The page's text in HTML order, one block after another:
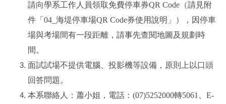
請向學系工作人員領取免費停車券QR Code（請見附
件「04 海堤停車場QR Code券使用說明」），因停車
場與考場間有一段距離，請事先查閱地圖及規劃時
間。
面試試場不提供電腦、投影機等設備，原則上以口頭
回答問題。
本系聯絡人：蕭小姐，電話：(07)5252000轉5061、E-